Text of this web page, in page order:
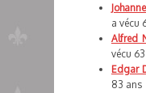
a vécu
Alfred
vécu
Edgar
83 ans